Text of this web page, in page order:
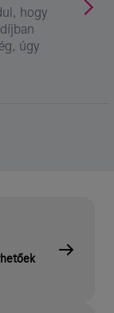
hogy
úgy